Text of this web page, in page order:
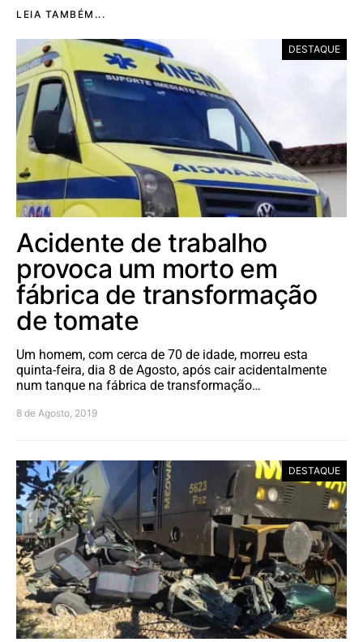
LEIA TAMBÉM...
DESTAQUE
Acidente de trabalho
provoca um morto em
fábrica de transformação
de tomate
Um homem, com cerca de 70 de idade, morreu esta
quinta-feira, dia 8 de Agosto, após cair acidentalmente
num tanque na fábrica de transformação…
8 de Agosto, 2019
DESTAQUE